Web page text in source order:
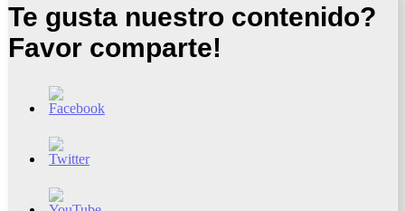
Te gusta nuestro contenido?
Favor comparte!